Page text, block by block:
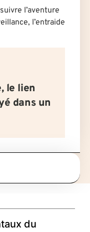
l’aventure
l’entraide
le lien
dans un
du